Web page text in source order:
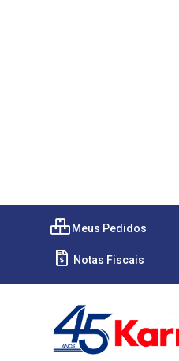
Meus Pedidos
Notas Fiscais